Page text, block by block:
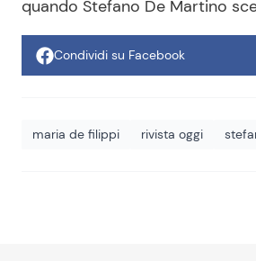
quando Stefano De Martino
Condividi su Facebook
maria de filippi rivista oggi